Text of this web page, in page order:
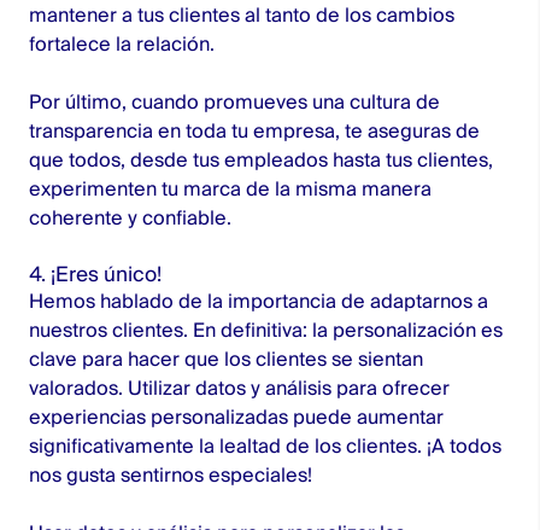
mantener a tus clientes al tanto de los cambios
fortalece la relación.
Por último, cuando promueves una cultura de
transparencia en toda tu empresa, te aseguras de
que todos, desde tus empleados hasta tus clientes,
experimenten tu marca de la misma manera
coherente y confiable.
4. ¡Eres único!
Hemos hablado de la importancia de adaptarnos a
nuestros clientes. En definitiva: la personalización es
clave para hacer que los clientes se sientan
valorados. Utilizar datos y análisis para ofrecer
experiencias personalizadas puede aumentar
significativamente la lealtad de los clientes. ¡A todos
nos gusta sentirnos especiales!